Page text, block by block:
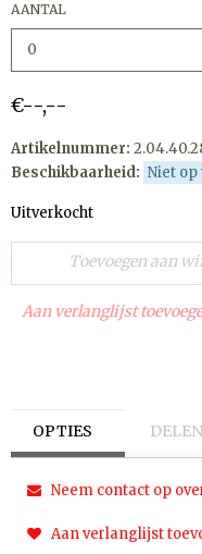
AANTAL
€--,--
Artikelnummer:
Beschikbaarheid: Niet
Uitverkocht
Aan verlanglijst
OPTIES DELEN
Neem contact op
Aan verlanglijst